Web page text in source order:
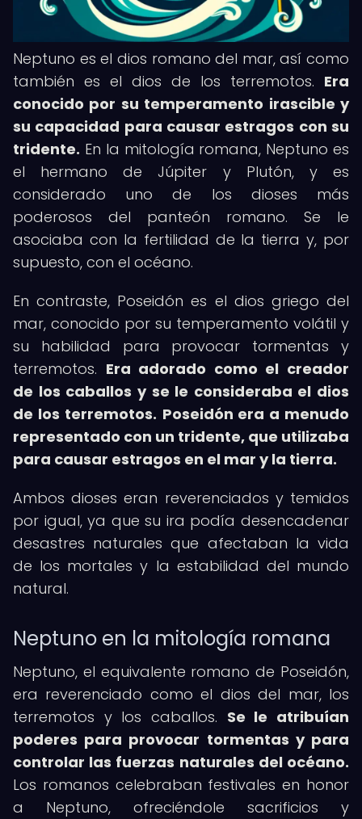
Neptuno es el dios romano del mar, así como
también es el dios de los terremotos. Era
conocido por su temperamento irascible y
su capacidad para causar estragos con su
tridente. En la mitología romana, Neptuno es
el hermano de Júpiter y Plutón, y es
considerado uno de los dioses más
poderosos del panteón romano. Se le
asociaba con la fertilidad de la tierra y, por
supuesto, con el océano.
En contraste, Poseidón es el dios griego del
mar, conocido por su temperamento volátil y
su habilidad para provocar tormentas y
terremotos. Era adorado como el creador
de los caballos y se le consideraba el dios
de los terremotos. Poseidón era a menudo
representado con un tridente, que utilizaba
para causar estragos en el mar y la tierra.
Ambos dioses eran reverenciados y temidos
por igual, ya que su ira podía desencadenar
desastres naturales que afectaban la vida
de los mortales y la estabilidad del mundo
natural.
Neptuno en la mitología romana
Neptuno, el equivalente romano de Poseidón,
era reverenciado como el dios del mar, los
terremotos y los caballos. Se le atribuían
poderes para provocar tormentas y para
controlar las fuerzas naturales del océano.
Los romanos celebraban festivales en honor
a Neptuno, ofreciéndole sacrificios y